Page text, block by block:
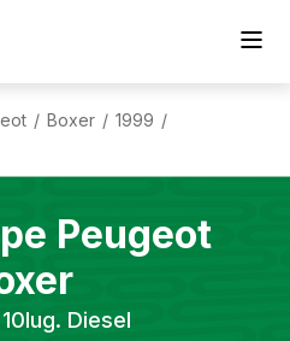
/ Boxer / 1999 /
Peugeot
Diesel